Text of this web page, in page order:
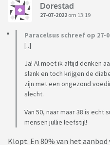
Dorestad
27-07-2022 om 13:19
Paracelsus schreef op 27-
[..]
Ja! Al moet ik altijd denken
slank en toch krijgen de
zijn met een ongezond
slecht.
Van 50, naar maar 38 is echt
mensen jullie leefstijl!
Klopt. En 80% van het